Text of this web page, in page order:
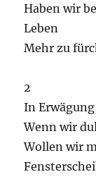
Haben wir
Leben
Mehr zu
2
In
Wenn wir
Wollen wir